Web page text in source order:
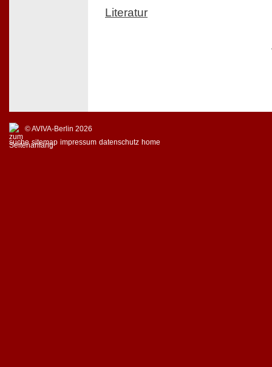
Literatur
© AVIVA-Berlin 2026
suche sitemap impressum datenschutz home